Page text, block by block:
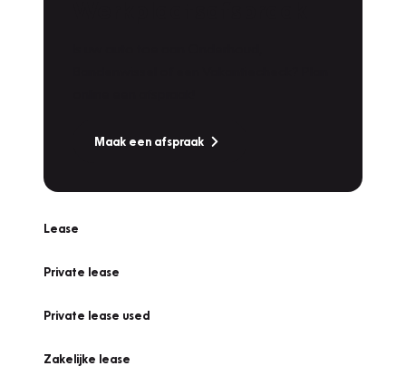
Maak een afspraak
Lease
Private lease
Private lease used
Zakelijke lease